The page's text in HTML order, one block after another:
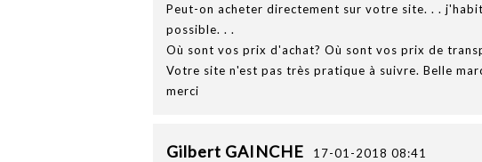
Peut-on acheter directement sur votre site. . .
possible. . .
Où sont vos prix d'achat? Où sont vos prix de
Votre site n'est pas très pratique à suivre. Belle
merci
Gilbert GAINCHE 17-01-2018 08:41